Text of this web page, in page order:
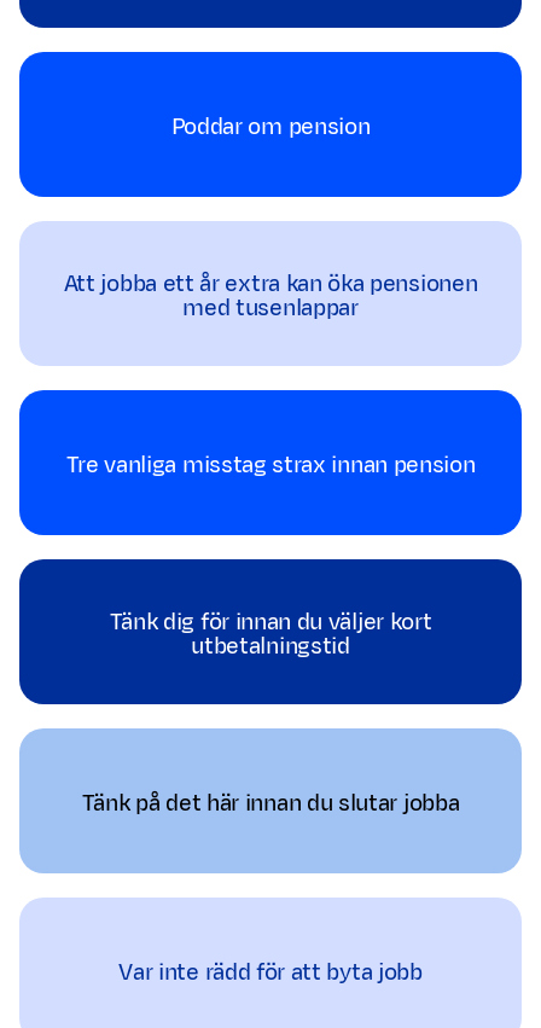
Poddar om pension
Att jobba ett år extra kan öka pensionen
med tusenlappar
Tre vanliga misstag strax innan pension
Tänk dig för innan du väljer kort
utbetalningstid
Tänk på det här innan du slutar jobba
Var inte rädd för att byta jobb